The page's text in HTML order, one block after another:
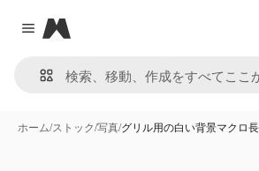
Close menu
Magnific
ホーム/ストック/写真/グリル用の白い背景マクロ